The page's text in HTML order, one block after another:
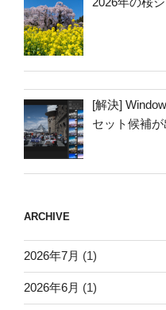
[解決]
セット候補
ARCHIVE
2026年7月 (1)
2026年6月 (1)